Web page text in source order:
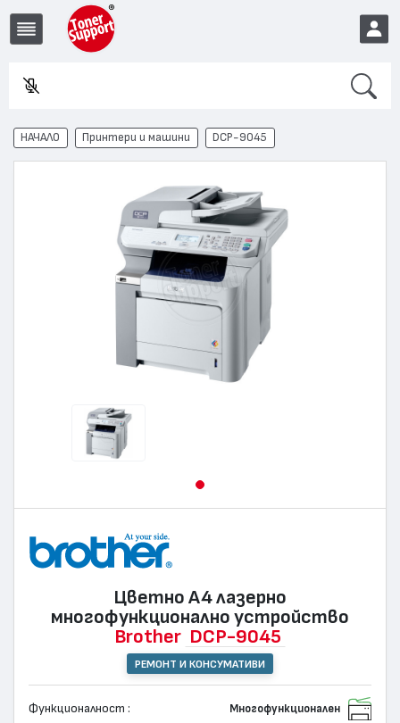
EUR
НАЧАЛО Принтери и машини DCP-9045
Цветно А4 лазернo
многофункционално устройство
Brother DCP-9045
РЕМОНТ И КОНСУМАТИВИ
Функционалност : Многофункционален